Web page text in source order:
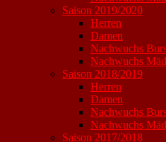
Saison 2019/2020
Herren
Damen
Nachwuchs
Nachwuchs
Saison 2018/2019
Herren
Damen
Nachwuchs
Nachwuchs
Saison 2017/2018